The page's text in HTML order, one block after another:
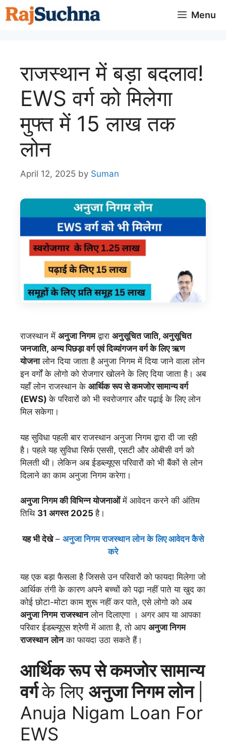
Skip
to
Menu
राजस्थान में बड़ा बदलाव!
EWS वर्ग को मिलेगा
मुफ्त में 15 लाख तक
लोन
April 12, 2025 by Suman
राजस्थान में अनुजा निगमद्वारा अनुसूचित जाति, अनुसूचित
जनजाति, अन्य पिछड़ा वर्ग एवं दिव्यांगजन वर्ग के लिए ऋण
योजनालोन दिया जाता है अनुजा निगम में दिया जाने वाला लोन
इन वर्गों के लोगो को रोजगार खोलने के लिए दिया जाता है। अब
यहाँ लोन राजस्थान के आर्थिक रूप से कमजोर सामान्य वर्ग
(EWS)के परिवारों को भी स्वरोजगार और पढ़ाई के लिए लोन
मिल सकेगा।
यह सुविधा पहली बार राजस्थान अनुजा निगम द्वारा दी जा रही
है। पहले यह सुविधा सिर्फ एससी, एसटी और ओबीसी वर्ग को
मिलती थी। लेकिन अब ईडब्ल्यूएस परिवारों को भी बैंकों से लोन
दिलाने का काम अनुजा निगम करेगा।
अनुजा निगम की विभिन्न योजनाओंमें आवेदन करने की अंतिम
तिथि 31 अगस्त 2025है।
यह भी देखे– अनुजा निगम राजस्थान लोन के लिए आवेदन कैसे
करे
यह एक बड़ा फैसला है जिससे उन परिवारों को फायदा मिलेगा जो
आर्थिक तंगी के कारण अपने बच्चों को पढ़ा नहीं पाते या खुद का
कोई छोटा-मोटा काम शुरू नहीं कर पाते, एसे लोगो को अब
अनुजा निगम राजस्थानलोन दिलाएगा । अगर आप या आपका
परिवार ईडब्ल्यूएस श्रेणी में आता है, तो आप अनुजा निगम
राजस्थान लोनका फायदा उठा सकते हैं।
आर्थिक रूप से कमजोर सामान्य
वर्गके लिए अनुजानिगमलोन
Anuja Nigam Loan For
EWS